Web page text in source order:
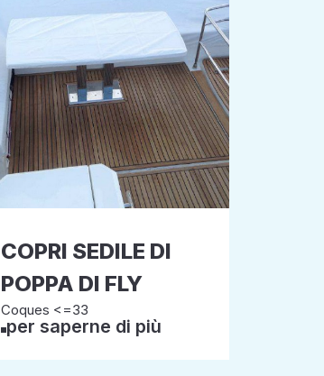
COPRI SEDILE DI
POPPA DI FLY
Coques <=33
per saperne di più